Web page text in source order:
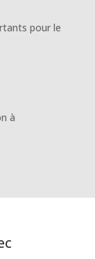
pour le
à